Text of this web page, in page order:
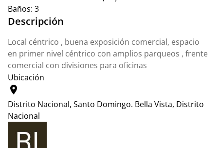
Baños: 3
Descripción
Local céntrico , buena exposición comercial, espacio
en primer nivel céntrico con amplios parqueos , frente
comercial con divisiones para oficinas
Ubicación
location_on
Distrito Nacional, Santo Domingo. Bella Vista, Distrito
Nacional
+